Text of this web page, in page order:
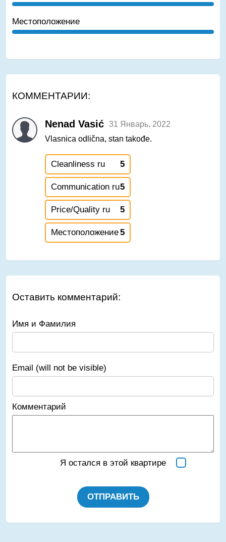
Местоположение
КОММЕНТАРИИ:
Nenad Vasić 31 Январь, 2022
Vlasnica odlična, stan takođe.
Cleanliness ru 5
Communication ru5
Price/Quality ru 5
Местоположение5
Оставить комментарий:
Имя и Фамилия
Email (will not be visible)
Комментарий
Я остался в этой квартире
ОТПРАВИТЬ